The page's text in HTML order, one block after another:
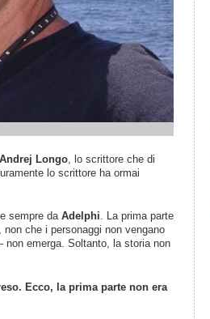
Andrej Longo , lo scrittore che di
lo scrittore ha ormai
sempre daAdelphi. La prima parte
che i personaggi non vengano
emerga. Soltanto, la storia non
Ecco, la prima parte non era